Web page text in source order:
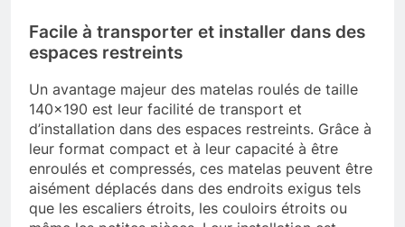
Facile à transporter et installer dans des
espaces restreints
Un avantage majeur des matelas roulés de taille
140×190 est leur facilité de transport et
d’installation dans des espaces restreints. Grâce à
leur format compact et à leur capacité à être
enroulés et compressés, ces matelas peuvent être
aisément déplacés dans des endroits exigus tels
que les escaliers étroits, les couloirs étroits ou